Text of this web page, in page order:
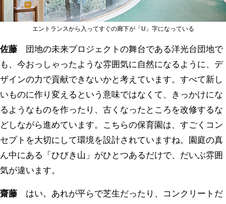
エントランスから入ってすぐの廊下が「U」字になっている
佐藤 団地の未来プロジェクトの舞台である洋光台団地で
も、今おっしゃったような雰囲気に自然になるように、デ
ザインの力で貢献できないかと考えています。すべて新し
いものに作り変えるという意味ではなくて、きっかけにな
るようなものを作ったり、古くなったところを改修するな
どしながら進めています。こちらの保育園は、すごくコン
セプトを大切にして環境を設計されていますね。園庭の真
ん中にある「ひびき山」がひとつあるだけで、だいぶ雰囲
気が違います。
齋藤 はい。あれが平らで芝生だったり、コンクリートだ